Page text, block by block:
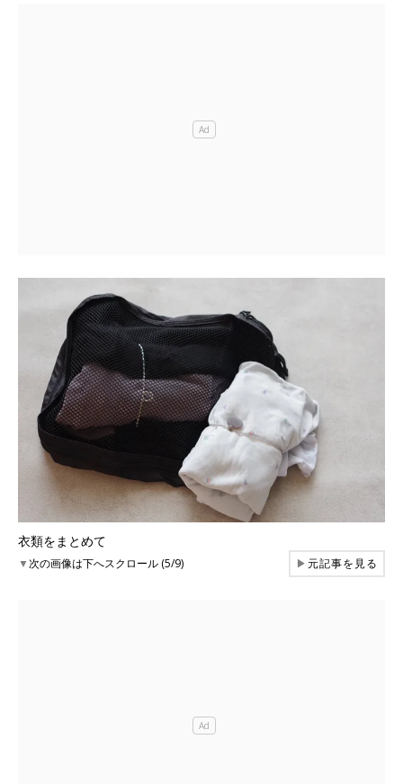
衣類をまとめて
▼次の画像は下へスクロール (5/9) ▶元記事を見る